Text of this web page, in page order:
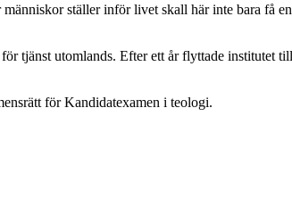
ställer inför livet skall här inte bara få
tjänst utomlands. Efter ett år flyttade institutet
för Kandidatexamen i teologi.